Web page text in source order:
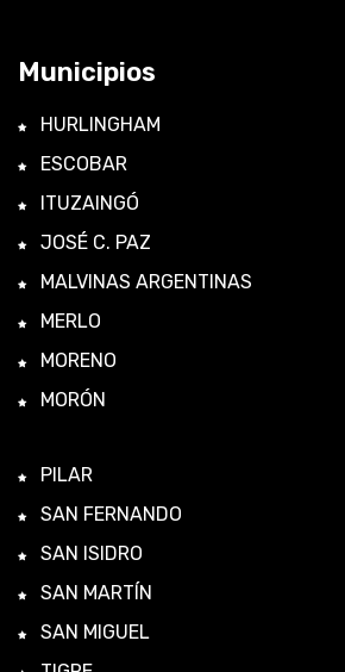
Municipios
HURLINGHAM
ESCOBAR
ITUZAINGÓ
JOSÉ C. PAZ
MALVINAS ARGENTINAS
MERLO
MORENO
MORÓN
PILAR
SAN FERNANDO
SAN ISIDRO
SAN MARTÍN
SAN MIGUEL